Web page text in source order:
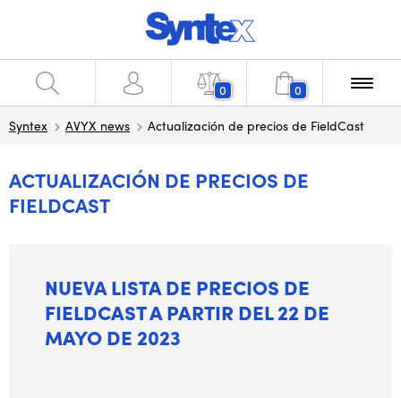
0 0
Syntex AVYX news Actualización de precios de FieldCast
ACTUALIZACIÓN DE PRECIOS DE
FIELDCAST
NUEVA LISTA DE PRECIOS DE
FIELDCAST A PARTIR DEL 22 DE
MAYO DE 2023